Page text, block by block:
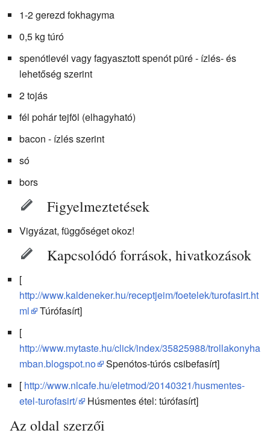
1-2 gerezd fokhagyma
0,5 kg túró
spenótlevél vagy fagyasztott spenót püré - ízlés- és
lehetőség szerint
2 tojás
fél pohár tejföl (elhagyható)
bacon - ízlés szerint
só
bors
Figyelmeztetések
Vigyázat, függőséget okoz!
Kapcsolódó források, hivatkozások
[
http://www.kaldeneker.hu/receptjeim/foetelek/turofasirt.ht
ml
Túrófasírt]
[
http://www.mytaste.hu/click/index/35825988/trollakonyha
mban.blogspot.no
Spenótos-túrós csibefasírt]
[ http://www.nlcafe.hu/eletmod/20140321/husmentes-
etel-turofasirt/
Húsmentes étel: túrófasírt]
Az oldal szerzői